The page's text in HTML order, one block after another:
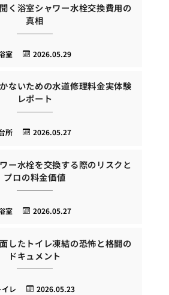
く浴室シャワー水栓交換費用の
真相
2026.05.29
室
ないための水道修理料金実体験
レポート
2026.05.27
所
ー水栓を交換する際のリスクと
プロの料金価値
2026.05.27
室
したトイレ凍結の恐怖と格闘の
ドキュメント
2026.05.23
イレ